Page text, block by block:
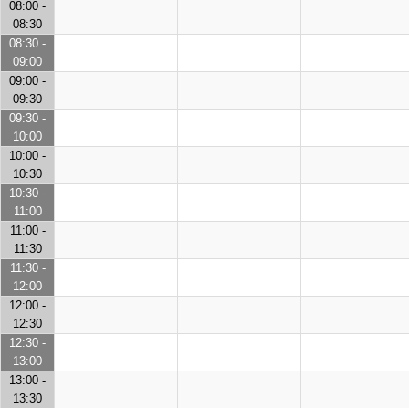
08:00 -
08:30
08:30 -
09:00
09:00 -
09:30
09:30 -
10:00
10:00 -
10:30
10:30 -
11:00
11:00 -
11:30
11:30 -
12:00
12:00 -
12:30
12:30 -
13:00
13:00 -
13:30